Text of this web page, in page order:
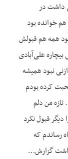
داشت در
خوانده بود
همه هم قبولش
علی‌آبادی
نبود همیشه
کرده بودم
من دلم
قبول نکرد
رساندم که
گزارش…